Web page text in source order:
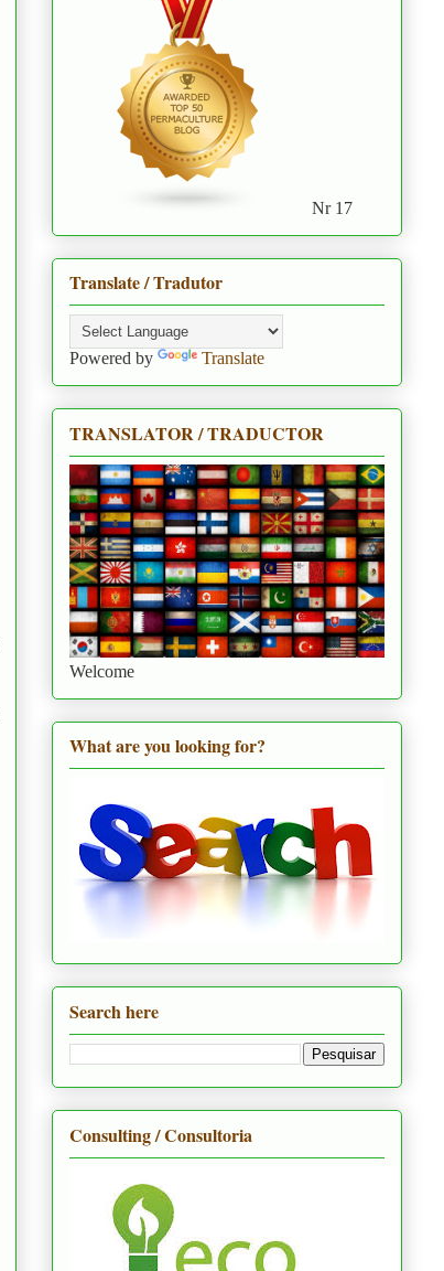
Nr 17
Translate / Tradutor
Powered by Translate
TRANSLATOR / TRADUCTOR
Welcome
What are you looking for?
Search here
Consulting / Consultoria